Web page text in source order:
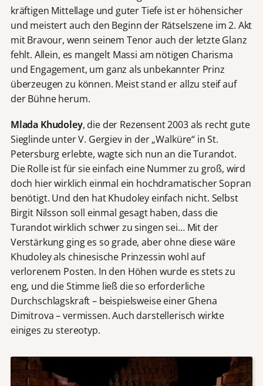
kräftigen Mittellage und guter Tiefe ist er höhensicher
und meistert auch den Beginn der Rätselszene im 2. Akt
mit Bravour, wenn seinem Tenor auch der letzte Glanz
fehlt. Allein, es mangelt Massi am nötigen Charisma
und Engagement, um ganz als unbekannter Prinz
überzeugen zu können. Meist stand er allzu steif auf
der Bühne herum.
Mlada Khudoley, die der Rezensent 2003 als recht gute
Sieglinde unter V. Gergiev in der „Walküre“ in St.
Petersburg erlebte, wagte sich nun an die Turandot.
Die Rolle ist für sie einfach eine Nummer zu groß, wird
doch hier wirklich einmal ein hochdramatischer Sopran
benötigt. Und den hat Khudoley einfach nicht. Selbst
Birgit Nilsson soll einmal gesagt haben, dass die
Turandot wirklich schwer zu singen sei… Mit der
Verstärkung ging es so grade, aber ohne diese wäre
Khudoley als chinesische Prinzessin wohl auf
verlorenem Posten. In den Höhen wurde es stets zu
eng, und die Stimme ließ die so erforderliche
Durchschlagskraft – beispielsweise einer Ghena
Dimitrova – vermissen. Auch darstellerisch wirkte
einiges zu stereotyp.